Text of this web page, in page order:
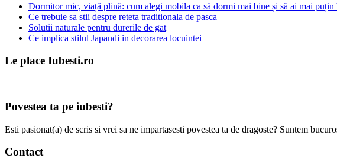
Dormitor mic, viață plină: cum alegi mobila ca să dormi mai bine și să ai mai puțin
Ce trebuie sa stii despre reteta traditionala de pasca
Solutii naturale pentru durerile de gat
Ce implica stilul Japandi in decorarea locuintei
Le place Iubesti.ro
Povestea ta pe iubesti?
Esti pasionat(a) de scris si vrei sa ne impartasesti povestea ta de dragoste? Suntem
Contact